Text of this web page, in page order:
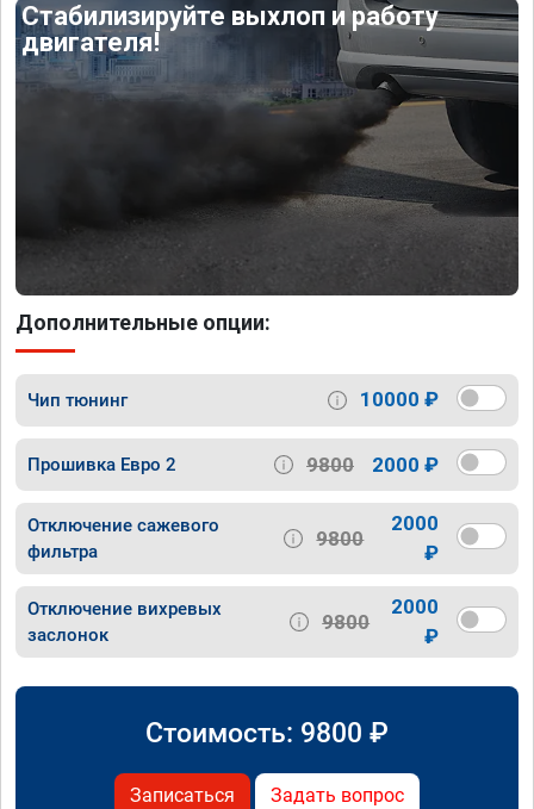
Стабилизируйте выхлоп и работу
двигателя!
Дополнительные опции:
Чип тюнинг 10000 ₽
Прошивка Евро 2 9800 2000 ₽
Отключение сажевого
фильтра
9800
2000
₽
Отключение вихревых
заслонок
9800
2000
₽
Стоимость: 9800 ₽
Записаться Задать вопрос